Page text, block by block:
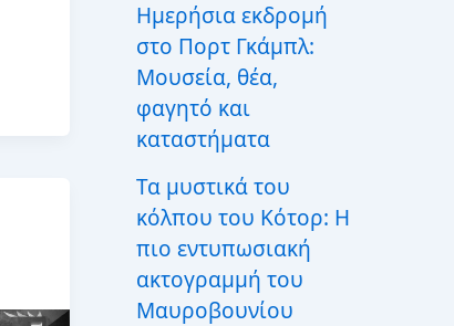
Ημερήσια εκδρομή
στο Πορτ Γκάμπλ:
Μουσεία, θέα,
φαγητό και
καταστήματα
Τα μυστικά του
κόλπου του Κότορ: Η
πιο εντυπωσιακή
ακτογραμμή του
Μαυροβουνίου